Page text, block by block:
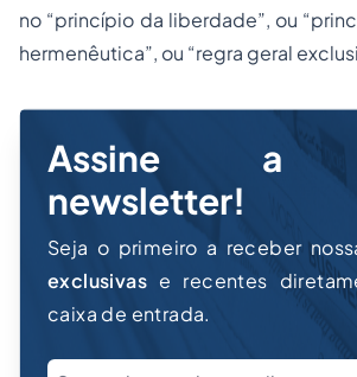
no “princípio da liberdade”, ou
hermenêutica”, ou “regra geral
Assine a
newsletter!
Seja o primeiro a receber
exclusivas e recentes
caixa de entrada.